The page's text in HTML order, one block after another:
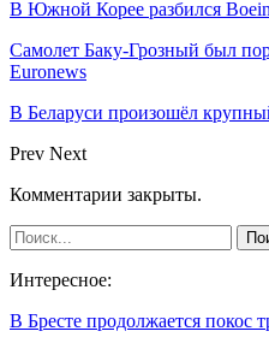
В Южной Корее разбился
Самолет Баку-Грозный был
Euronews
В Беларуси произошёл
Prev Next
Комментарии закрыты.
Интересное:
В Бресте продолжается покос